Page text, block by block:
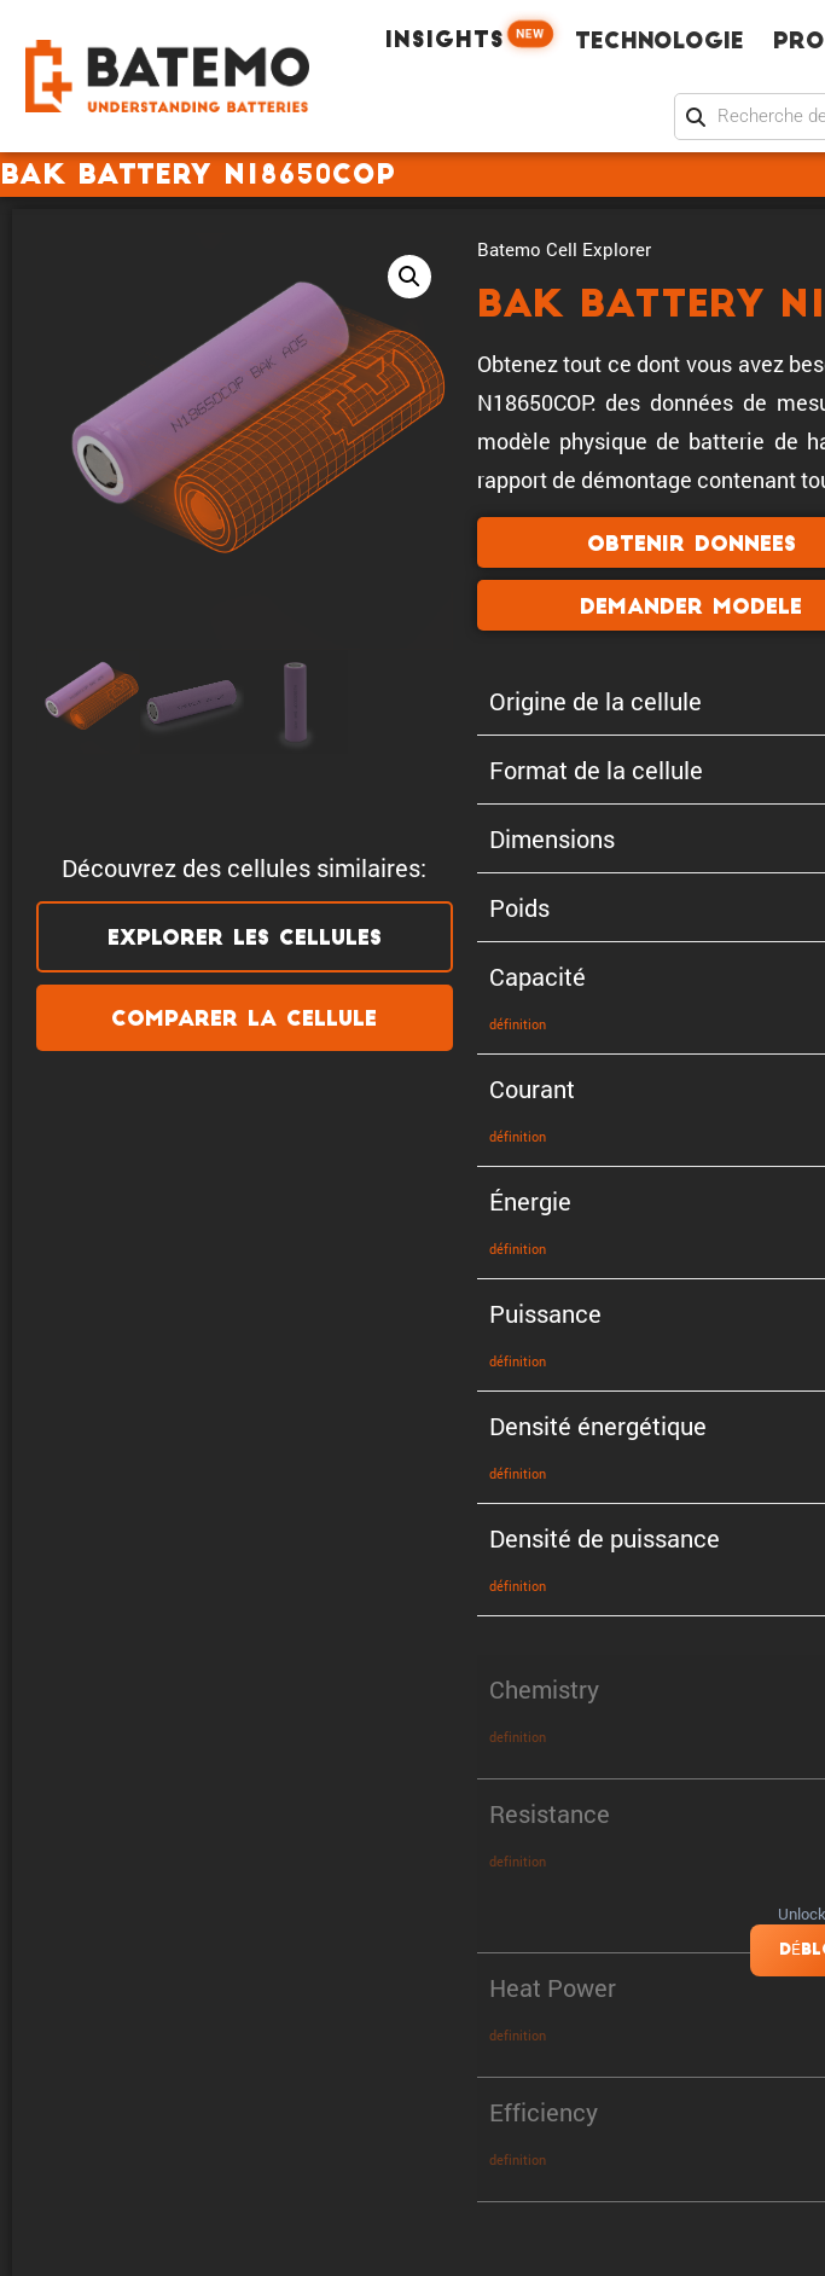
INSIGHTS NEW Technologie
BAK Battery N18650COP
Découvrez des cellules similaires:
Explorer les cellules
Comparer la cellule
Batemo Cell Explorer
BAK Battery
Obtenez tout ce dont vous avez
N18650COP: des données de
modèle physique de batterie de
rapport de démontage contenant
Obtenir donnees
Demander modele
Origine de la cellule
Format de la cellule
Dimen­sions
Poids
Capacité
défini­tion
Courant
défini­tion
Énergie
défini­tion
Puissance
défini­tion
Densité énergé­tique
défini­tion
Densité de puissance
défini­tion
Chemistry
definition
Resistance
definition
Heat Power
definition
Efficiency
definition